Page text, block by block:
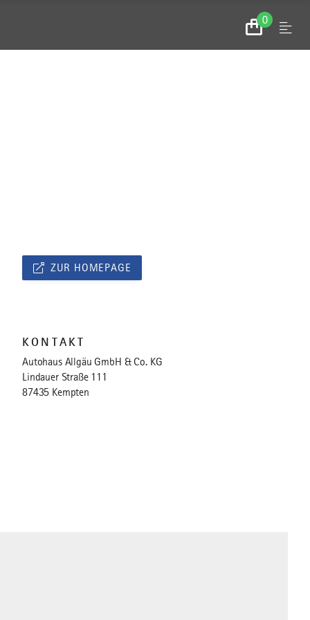
0
Zum
Warenkorb
Menu
ZUR HOMEPAGE
KONTAKT
Autohaus Allgäu GmbH & Co. KG
Lindauer Straße 111
87435 Kempten